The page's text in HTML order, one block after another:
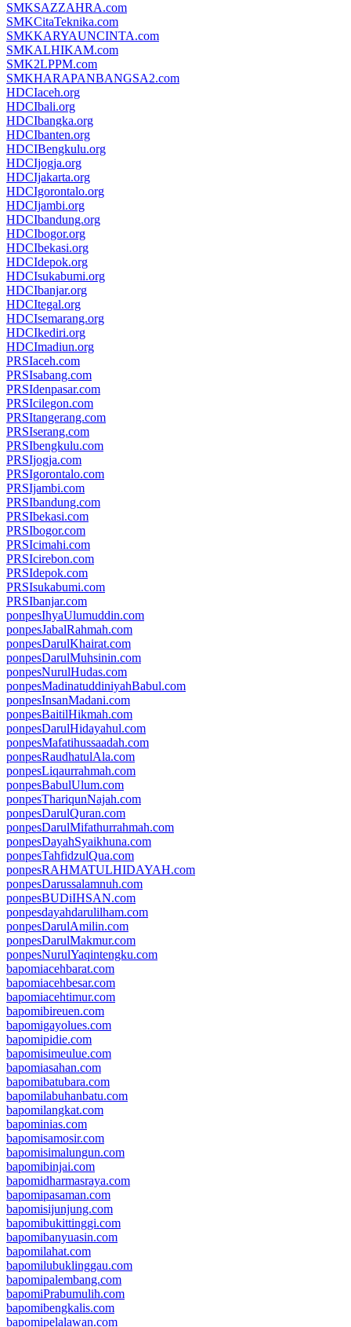
SMKSAZZAHRA.com
SMKCitaTeknika.com
SMKKARYAUNCINTA.com
SMKALHIKAM.com
SMK2LPPM.com
SMKHARAPANBANGSA2.com
HDCIaceh.org
HDCIbali.org
HDCIbangka.org
HDCIbanten.org
HDCIBengkulu.org
HDCIjogja.org
HDCIjakarta.org
HDCIgorontalo.org
HDCIjambi.org
HDCIbandung.org
HDCIbogor.org
HDCIbekasi.org
HDCIdepok.org
HDCIsukabumi.org
HDCIbanjar.org
HDCItegal.org
HDCIsemarang.org
HDCIkediri.org
HDCImadiun.org
PRSIaceh.com
PRSIsabang.com
PRSIdenpasar.com
PRSIcilegon.com
PRSItangerang.com
PRSIserang.com
PRSIbengkulu.com
PRSIjogja.com
PRSIgorontalo.com
PRSIjambi.com
PRSIbandung.com
PRSIbekasi.com
PRSIbogor.com
PRSIcimahi.com
PRSIcirebon.com
PRSIdepok.com
PRSIsukabumi.com
PRSIbanjar.com
ponpesIhyaUlumuddin.com
ponpesJabalRahmah.com
ponpesDarulKhairat.com
ponpesDarulMuhsinin.com
ponpesNurulHudas.com
ponpesMadinatuddiniyahBabul.com
ponpesInsanMadani.com
ponpesBaitilHikmah.com
ponpesDarulHidayahul.com
ponpesMafatihussaadah.com
ponpesRaudhatulAla.com
ponpesLiqaurrahmah.com
ponpesBabulUlum.com
ponpesThariqunNajah.com
ponpesDarulQuran.com
ponpesDarulMifathurrahmah.com
ponpesDayahSyaikhuna.com
ponpesTahfidzulQua.com
ponpesRAHMATULHIDAYAH.com
ponpesDarussalamnuh.com
ponpesBUDiIHSAN.com
ponpesdayahdarulilham.com
ponpesDarulAmilin.com
ponpesDarulMakmur.com
ponpesNurulYaqintengku.com
bapomiacehbarat.com
bapomiacehbesar.com
bapomiacehtimur.com
bapomibireuen.com
bapomigayolues.com
bapomipidie.com
bapomisimeulue.com
bapomiasahan.com
bapomibatubara.com
bapomilabuhanbatu.com
bapomilangkat.com
bapominias.com
bapomisamosir.com
bapomisimalungun.com
bapomibinjai.com
bapomidharmasraya.com
bapomipasaman.com
bapomisijunjung.com
bapomibukittinggi.com
bapomibanyuasin.com
bapomilahat.com
bapomilubuklinggau.com
bapomipalembang.com
bapomiPrabumulih.com
bapomibengkalis.com
bapomipelalawan.com